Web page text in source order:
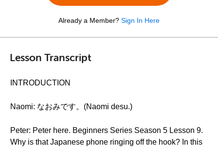
Already a Member? Sign In Here
Lesson Transcript
INTRODUCTION
Naomi: なおみです。(Naomi desu.)
Peter: Peter here. Beginners Series Season 5 Lesson 9.
Why is that Japanese phone ringing off the hook? In this